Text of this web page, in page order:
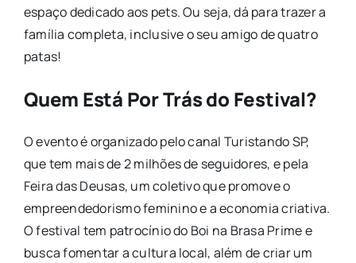
espaço dedicado aos pets. Ou seja, dá para trazer a
família completa, inclusive o seu amigo de quatro
patas!
Quem Está Por Trás do Festival?
O evento é organizado pelo canal Turistando SP,
que tem mais de 2 milhões de seguidores, e pela
Feira das Deusas, um coletivo que promove o
empreendedorismo feminino e a economia criativa.
O festival tem patrocínio do Boi na Brasa Prime e
busca fomentar a cultura local, além de criar um